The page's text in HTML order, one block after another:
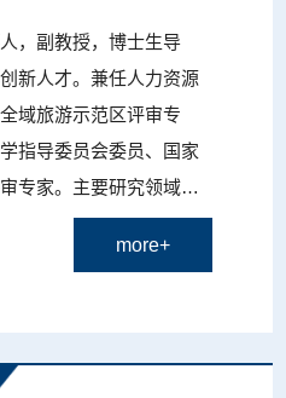
，副教授，博士生导
新人才。兼任人力资源
域旅游示范区评审专
指导委员会委员、国家
专家。主要研究领域为
目前以第一作者或通讯
刊。主持国家自然科学基金2...
more+